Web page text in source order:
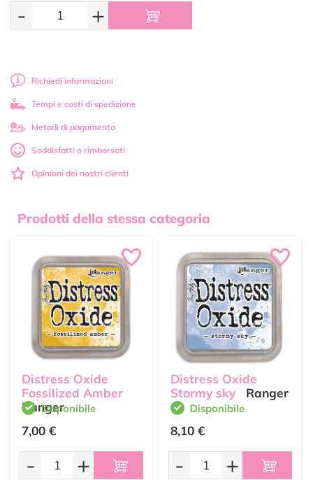
- +
Richiedi informazioni
Tempi e costi di spedizione
Metodi di pagamento
Soddisfatti o rimborsati
Opinioni dei nostri clienti
Prodotti della stessa categoria
Distress Oxide
Fossilized Amber
Ranger
Disponibile
7,00 €
- +
Distress Oxide
Stormy sky
Ranger
Disponibile
8,10 €
- +